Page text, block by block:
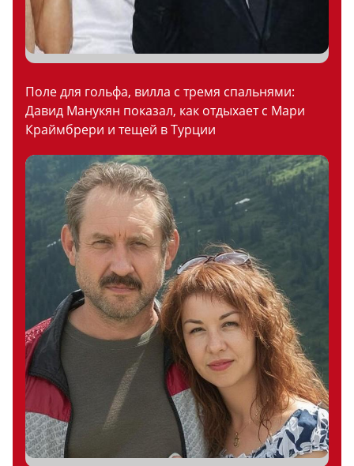
Поле для гольфа, вилла с тремя спальнями:
Давид Манукян показал, как отдыхает с Мари
Краймбрери и тещей в Турции